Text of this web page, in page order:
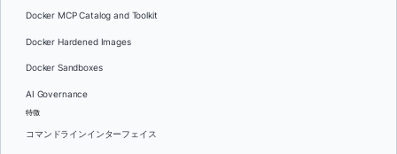
Docker MCP Catalog and Toolkit
Docker Hardened Images
Docker Sandboxes
AI Governance
特徴
コマンドラインインターフェイス